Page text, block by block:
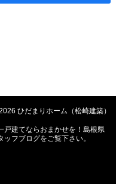
ひだまりホーム（松崎建築）
戸建てならおまかせを！島根県
ッフブログをご覧下さい。